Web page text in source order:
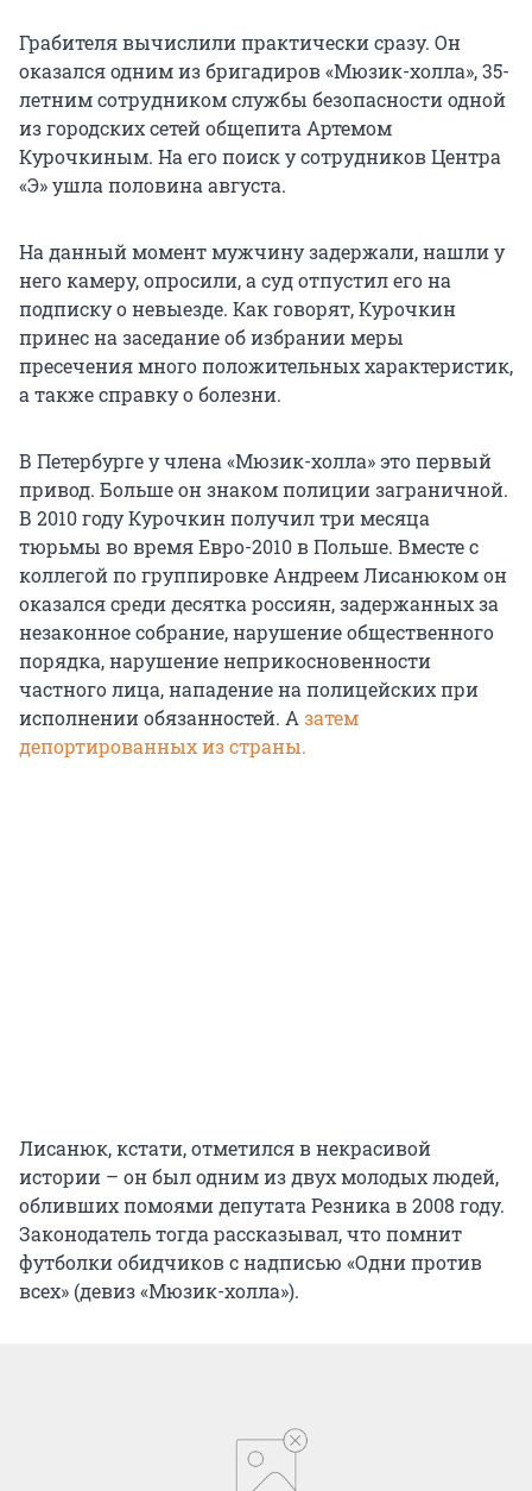
Грабителя вычислили практически сразу. Он
оказался одним из бригадиров «Мюзик-холла», 35-
летним сотрудником службы безопасности одной
из городских сетей общепита Артемом
Курочкиным. На его поиск у сотрудников Центра
«Э» ушла половина августа.
На данный момент мужчину задержали, нашли у
него камеру, опросили, а суд отпустил его на
подписку о невыезде. Как говорят, Курочкин
принес на заседание об избрании меры
пресечения много положительных характеристик,
а также справку о болезни.
В Петербурге у члена «Мюзик-холла» это первый
привод. Больше он знаком полиции заграничной.
В 2010 году Курочкин получил три месяца
тюрьмы во время Евро-2010 в Польше. Вместе с
коллегой по группировке Андреем Лисанюком он
оказался среди десятка россиян, задержанных за
незаконное собрание, нарушение общественного
порядка, нарушение неприкосновенности
частного лица, нападение на полицейских при
исполнении обязанностей. А затем
депортированных из страны.
Лисанюк, кстати, отметился в некрасивой
истории – он был одним из двух молодых людей,
обливших помоями депутата Резника в 2008 году.
Законодатель тогда рассказывал, что помнит
футболки обидчиков с надписью «Одни против
всех» (девиз «Мюзик-холла»).